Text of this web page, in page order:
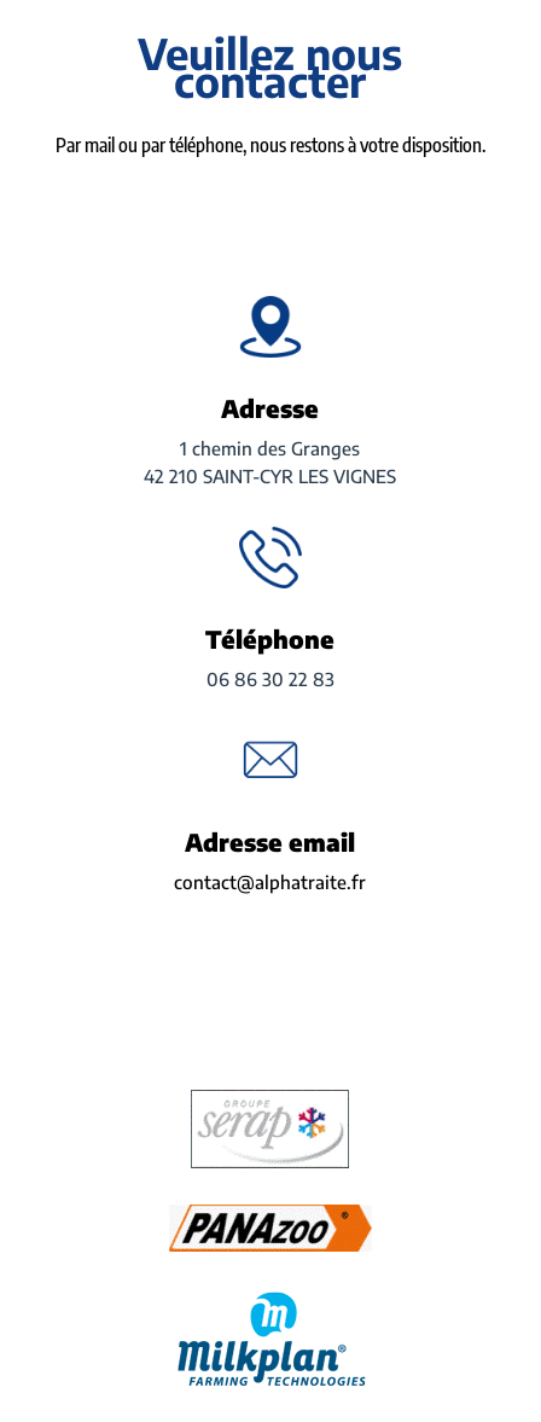
Veuillez nous
contacter
Par mail ou par téléphone, nous restons à votre disposition.
Adresse
1 chemin des Granges
42 210 SAINT-CYR LES VIGNES
Téléphone
06 86 30 22 83
Adresse email
contact@alphatraite.fr